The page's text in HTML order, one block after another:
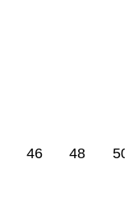
46 48 50